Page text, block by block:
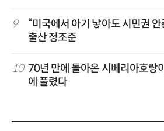
9
“미국에서 아기 낳아도 시민권
출산 정조준
10 70년 만에 돌아온 시베리아호
에 풀렸다